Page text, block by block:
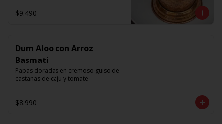
$9.490
Dum Aloo con Arroz
Basmati
Papas doradas en cremoso guiso de
castanas de caju y tomate
$8.990